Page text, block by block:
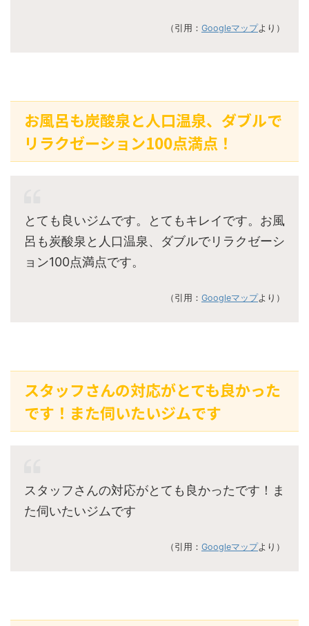
（引用： Googleマップより）
お風呂も炭酸泉と人口温泉、ダブルで
リラクゼーション100点満点！
とても良いジムです。とてもキレイです。お風
呂も炭酸泉と人口温泉、ダブルでリラクゼーシ
ョン100点満点です。
（引用： Googleマップより）
スタッフさんの対応がとても良かった
です！また伺いたいジムです
スタッフさんの対応がとても良かったです！ま
た伺いたいジムです
（引用： Googleマップより）